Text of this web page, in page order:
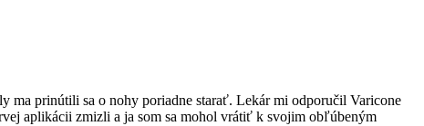
ma prinútili sa o nohy poriadne starať. Lekár mi odporučil Varicone
aplikácii zmizli a ja som sa mohol vrátiť k svojim obľúbeným